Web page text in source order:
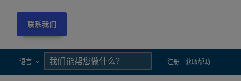
联系我们
语言 注册 获取帮助